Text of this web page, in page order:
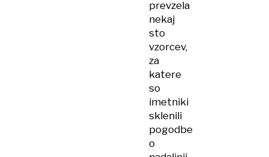
prevzela
nekaj
sto
vzorcev,
za
katere
so
imetniki
sklenili
pogodbe
o